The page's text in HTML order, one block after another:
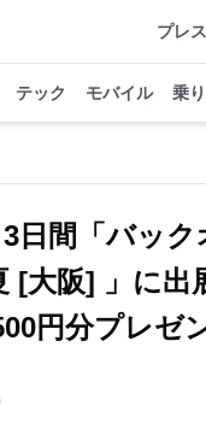
プレ
テック モバイル 乗
日間「バッ
[大阪] 」に
円分プレゼ